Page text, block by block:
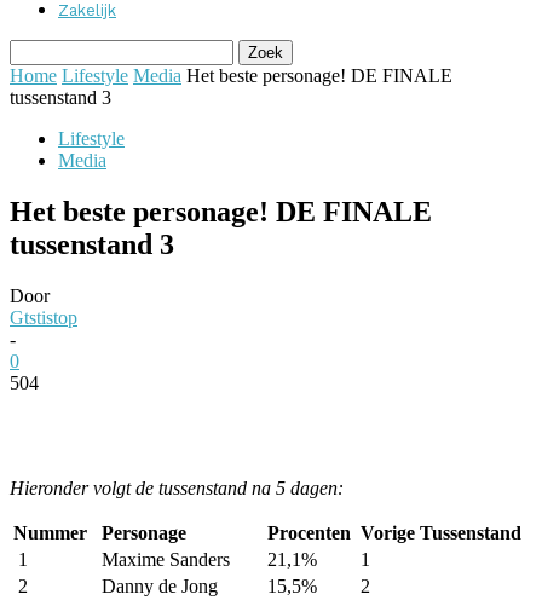
Zakelijk
Home Lifestyle Media Het beste personage! DE FINALE
tussenstand 3
Lifestyle
Media
Het beste personage! DE FINALE
tussenstand 3
Door
Gtstistop
-
0
504
Hieronder volgt de tussenstand na 5 dagen:
Nummer Personage Procenten Vorige Tussenstand
1
Maxime Sanders 21,1%
1
2
Danny de Jong 15,5%
2